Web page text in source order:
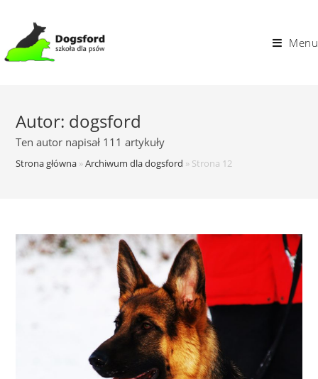
content
Menu
Autor: dogsford
Ten autor napisał 111 artykuły
Strona główna »Archiwum dla dogsford » Strona 12